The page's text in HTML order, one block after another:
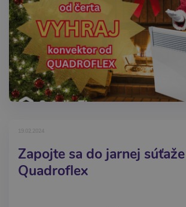
Zapojte sa do jarnej
Quadroflex